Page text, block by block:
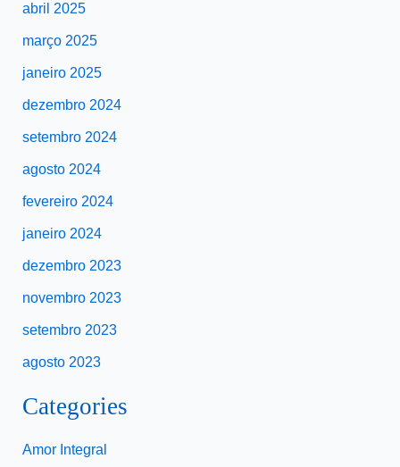
abril 2025
março 2025
janeiro 2025
dezembro 2024
setembro 2024
agosto 2024
fevereiro 2024
janeiro 2024
dezembro 2023
novembro 2023
setembro 2023
agosto 2023
Categories
Amor Integral